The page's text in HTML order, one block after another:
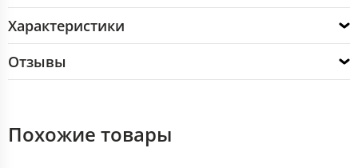
Характеристики
Отзывы
Похожие товары